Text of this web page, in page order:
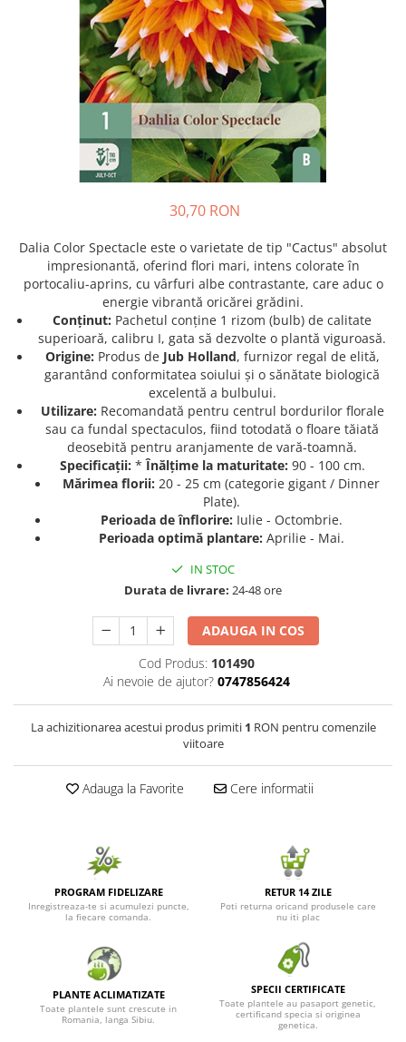
Bulbi de Echinacea
Bulbi de Frezie
Bulbi de Fritillaria
Bulbi de Gaillardia (Kokarda)
Bulbi de Gladiole
Bulbi de Irisi - Stanjenel
Bulbi de Lalele
Bulbi de Narcise
Bulbi de Ranunculus
Bulbi de Tigridia
Bulbi de Zambile
Bulbi de Zantedeschia
Bulbi Sparaxis
Mixuri de Bulbi
Seminte de Flori
Seminte de Ierburi
Seminte de Legume/Fructe
Păr - Pyrus communis
Smochini - Ficus carica
Viță de Vie - Vitis
Zmeur - Rubus
30,70 RON
Dalia Color Spectacle este o varietate de tip "Cactus" absolut
impresionantă, oferind flori mari, intens colorate în
portocaliu-aprins, cu vârfuri albe contrastante, care aduc o
energie vibrantă oricărei grădini.
Conținut: Pachetul conține 1 rizom (bulb) de calitate
superioară, calibru I, gata să dezvolte o plantă viguroasă.
Origine: Produs de Jub Holland, furnizor regal de elită,
garantând conformitatea soiului și o sănătate biologică
excelentă a bulbului.
Utilizare: Recomandată pentru centrul bordurilor florale
sau ca fundal spectaculos, fiind totodată o floare tăiată
deosebită pentru aranjamente de vară-toamnă.
Specificații: *Înălțime la maturitate: 90 - 100 cm.
Mărimea florii: 20 - 25 cm (categorie gigant / Dinner
Plate).
Perioada de înflorire: Iulie - Octombrie.
Perioada optimă plantare: Aprilie - Mai.
IN STOC
Durata de livrare: 24-48 ore
ADAUGA IN COS
Cod Produs: 101490
Ai nevoie de ajutor? 0747856424
La achizitionarea acestui produs primiti 1 RON pentru comenzile
viitoare
Adauga la Favorite Cere informatii
PROGRAM FIDELIZARE
Inregistreaza-te si acumulezi puncte,
la fiecare comanda.
RETUR 14 ZILE
Poti returna oricand produsele care
nu iti plac
PLANTE ACLIMATIZATE
Toate plantele sunt crescute in
Romania, langa Sibiu.
SPECII CERTIFICATE
Toate plantele au pasaport genetic,
certificand specia si originea
genetica.